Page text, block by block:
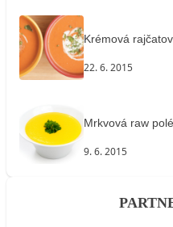
Krémová
22. 6. 2015
Mrkvová raw
9. 6. 2015